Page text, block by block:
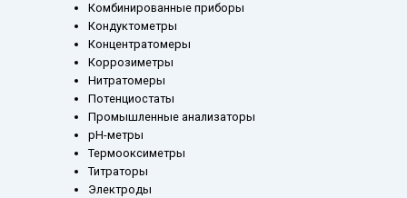
Комбинированные приборы
Кондуктометры
Концентратомеры
Коррозиметры
Нитратомеры
Потенциостаты
Промышленные анализаторы
рН-метры
Термооксиметры
Титраторы
Электроды